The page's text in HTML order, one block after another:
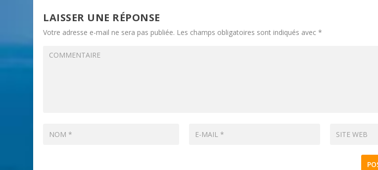
LAISSER UNE RÉPONSE
Votre adresse e-mail ne sera pas publiée. Les champs obligatoires sont indiqués avec*